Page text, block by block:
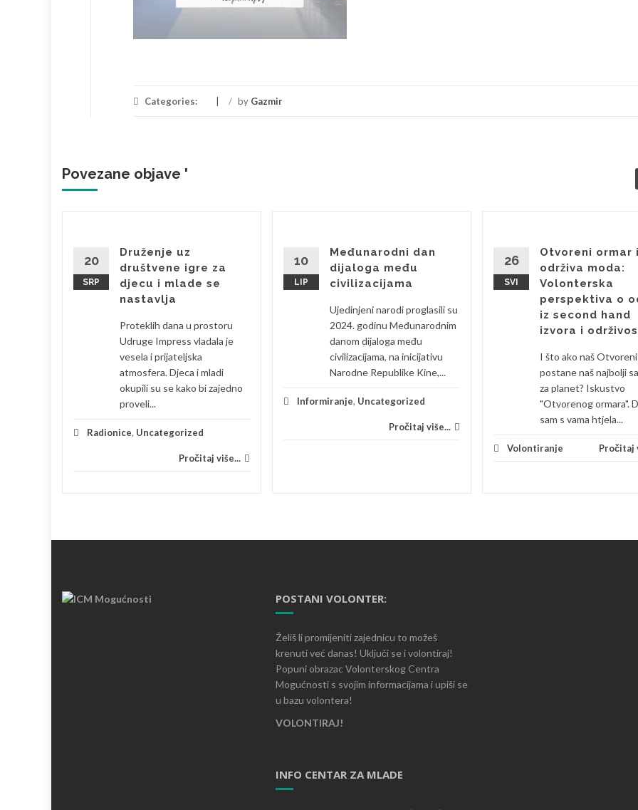
Categories: / by Gazmir
Povezane objave '
20
SRP
Druženje uz
društvene igre za
djecu i mlade se
nastavlja
Proteklih dana u prostoru
Udruge Impress vladala je
vesela i prijateljska
atmosfera. Djeca i mladi
okupili su se kako bi zajedno
proveli...
Radionice, Uncategorized
Pročitaj više...
10
LIP
Međunarodni dan
dijaloga među
civilizacijama
Ujedinjeni narodi proglasili su
2024. godinu Međunarodnim
danom dijaloga među
civilizacijama, na inicijativu
Narodne Republike Kine,...
Informiranje, Uncategorized
Pročitaj više...
26
SVI
Otvoreni ormar i
održiva moda:
Volonterska
perspektiva o
iz second hand
izvora i
I što ako naš
postane naš najbolji
za planet? Iskustvo
"Otvorenog ormara".
sam s vama htjela...
Volontiranje Pročitaj
POSTANI VOLONTER:
Želiš li promijeniti zajednicu to možeš
krenuti već danas! Uključi se i volontiraj!
Popuni obrazac Volonterskog Centra
Mogućnosti s svojim informacijama i upiši se
u bazu volontera!
VOLONTIRAJ!
INFO CENTAR ZA MLADE